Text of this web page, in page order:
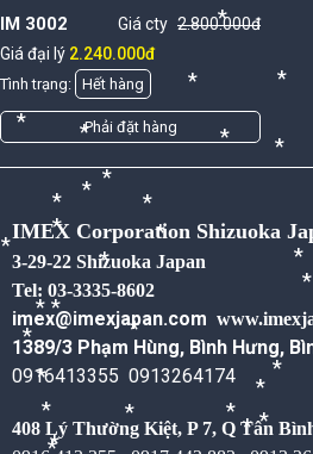
*
*
*
*
*
*
*
*
*
*
*
*
*
*
*
*
*
*
*
*
IM 3002 Giá cty 2.800.000đ
Giá đại lý 2.240.000đ
Tình trạng: Hết hàng
Phải đặt hàng
IMEX Corporation Shizuoka
3-29-22 Shizuoka Japan
Tel: 03-3335-8602
imex@imexjapan.com
1389/3 Phạm Hùng, Bình Hưng,
0916413355 0913264174
408 Lý Thường Kiệt, P 7, Q Tân